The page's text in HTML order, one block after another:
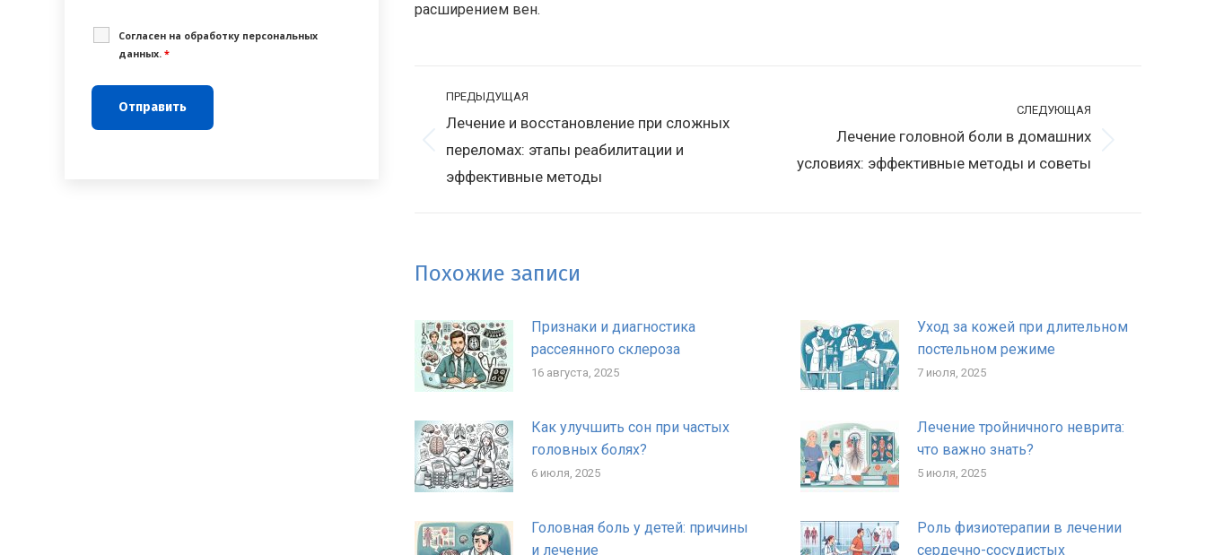
расширением вен.
записям
ПРЕДЫДУЩАЯ
Предыдущая
запись:
Лечение и восстановление при сложных
переломах: этапы реабилитации и
эффективные методы
СЛЕДУЮЩАЯ
запись:
Лечение головной боли в домашних
условиях: эффективные методы и советы
Похожие записи
Признаки и диагностика
рассеянного склероза
16 августа, 2025
Уход за кожей при длительном
постельном режиме
7 июля, 2025
Как улучшить сон при частых
головных болях?
6 июля, 2025
Лечение тройничного неврита:
что важно знать?
5 июля, 2025
Головная боль у детей: причины
и лечение
Роль физиотерапии в лечении
сердечно-сосудистых
Cогласен на обработку персональных
данных. *